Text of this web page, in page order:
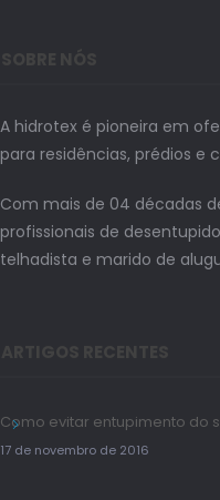
A hidrotex é pioneira em
para residências, prédios e
Com mais de 04 décadas
profissionais de
telhadista e marido de
Como evitar entupimento do
17 de novembro de 2016